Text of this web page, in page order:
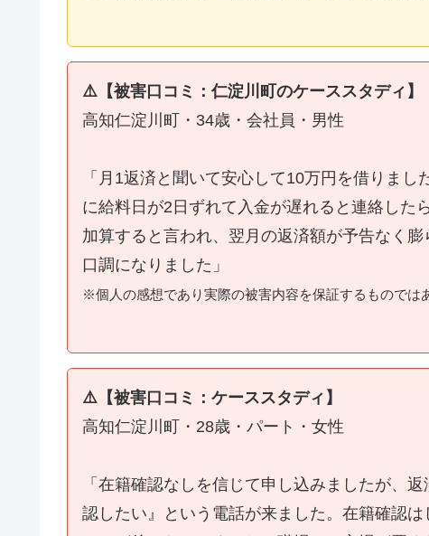
⚠️【被害口コミ：仁淀川町のケーススタディ】
高知仁淀川町・34歳・会社員・男性
「月1返済と聞いて安心して10万円を借りま
に給料日が2日ずれて入金が遅れると連絡した
加算すると言われ、翌月の返済額が予告なく
口調になりました」
※個人の感想であり実際の被害内容を保証するものでは
⚠️【被害口コミ：ケーススタディ】
高知仁淀川町・28歳・パート・女性
「在籍確認なしを信じて申し込みましたが、
認したい』という電話が来ました。在籍確認